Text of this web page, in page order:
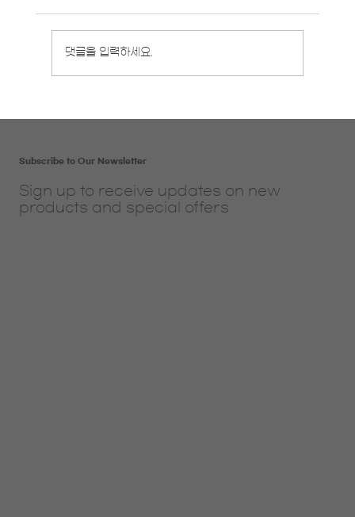
댓글을 입력하세요.
Subscribe to Our Newsletter
Sign up to receive updates on new
products and special offers